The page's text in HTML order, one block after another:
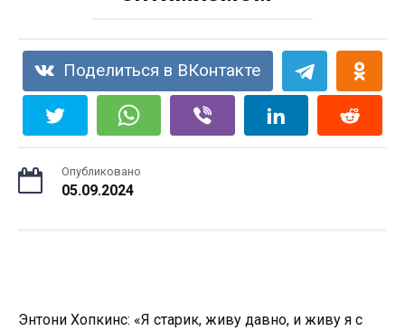
Поделиться в ВКонтакте
Опубликовано
05.09.2024
Энтони Хопкинс: «Я старик, живу давно, и живу я с